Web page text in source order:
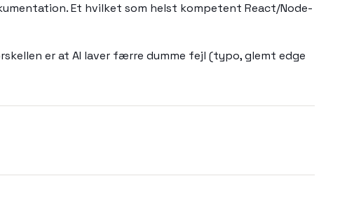
Et hvilket som helst kompetent React/Node-
er at AI laver færre dumme fejl (typo, glemt edge